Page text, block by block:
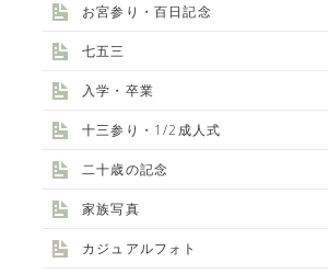
お宮参り・百日記念
七五三
入学・卒業
十三参り・1/2成人式
二十歳の記念
家族写真
カジュアルフォト